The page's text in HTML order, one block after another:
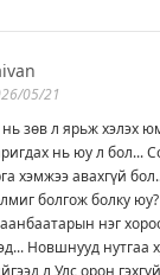
05/21
нь зөв л ярьж хэлэх
нь юу л бол...
хэмжээ авахгүй
болгож болку
нэг
Новшнууд нутгаа
л Улс орон